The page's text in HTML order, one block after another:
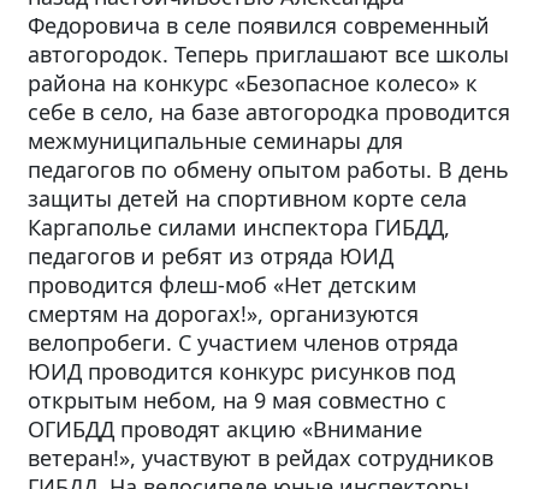
Федоровича в селе появился современный
автогородок. Теперь приглашают все школы
района на конкурс «Безопасное колесо» к
себе в село, на базе автогородка проводится
межмуниципальные семинары для
педагогов по обмену опытом работы. В день
защиты детей на спортивном корте села
Каргаполье силами инспектора ГИБДД,
педагогов и ребят из отряда ЮИД
проводится флеш-моб «Нет детским
смертям на дорогах!», организуются
велопробеги. С участием членов отряда
ЮИД проводится конкурс рисунков под
открытым небом, на 9 мая совместно с
ОГИБДД проводят акцию «Внимание
ветеран!», участвуют в рейдах сотрудников